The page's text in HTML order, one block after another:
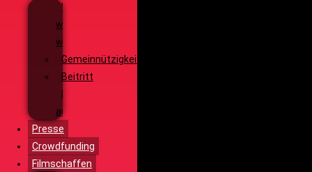
Wieso,
weshalb,
warum?!
Gemeinnützigkeit
Beitritt
Filmausrüstung
ausleihen
Presse
Crowdfunding
Filmschaffen